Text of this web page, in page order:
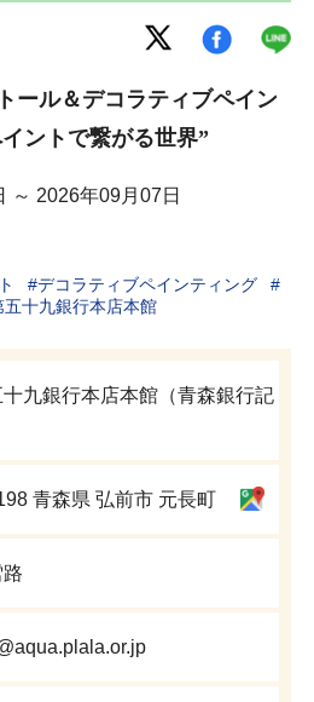
ール＆デコラティブペイン
ントで繋がる世界”
～ 2026年09月07日
#デコラティブペインティング
#
五十九銀行本店本館
十九銀行本店本館（青森銀行記
青森県 弘前市 元長町